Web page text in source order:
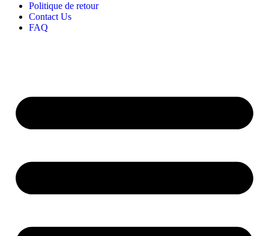
Politique de retour
Contact Us
FAQ